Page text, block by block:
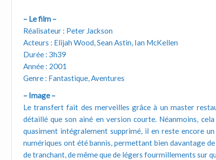
– Le film –
Réalisateur : Peter Jackson
Acteurs : Elijah Wood, Sean Astin, Ian McKellen
Durée : 3h39
Année : 2001
Genre : Fantastique, Aventures
– Image –
Le transfert fait des merveilles grâce à un master
détaillé que son ainé en version courte. Néanmoins,
quasiment intégralement supprimé, il en reste encore
numériques ont été bannis, permettant bien davantage
de tranchant, de même que de légers fourmillements sur